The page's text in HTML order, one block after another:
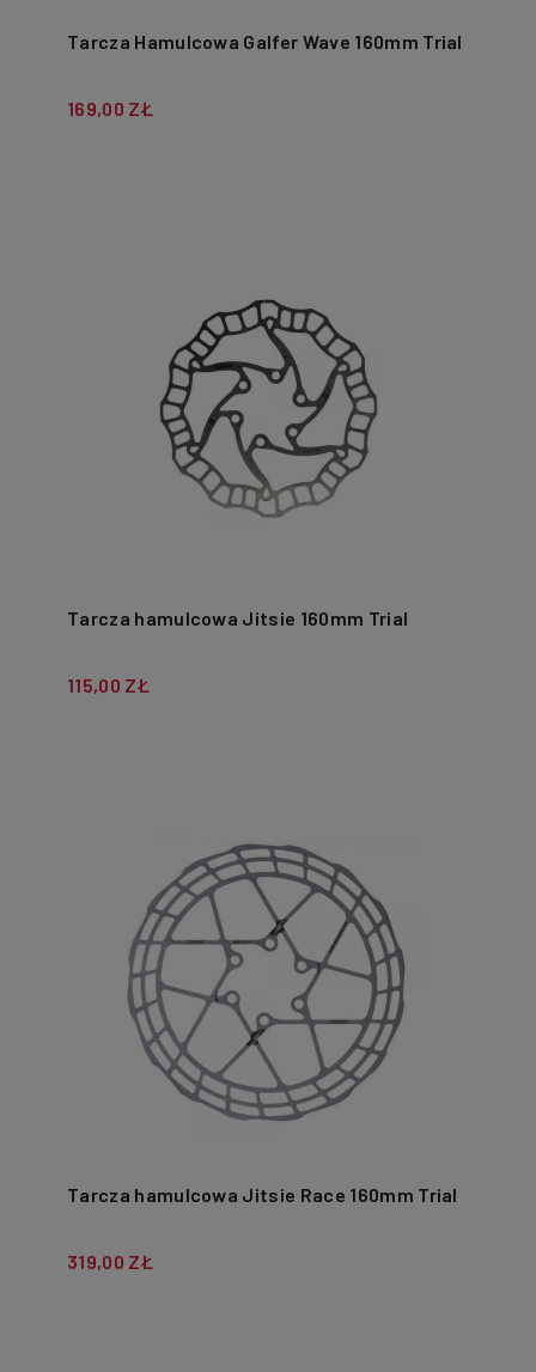
Tarcza Hamulcowa Galfer Wave 160mm Trial
169,00 ZŁ
Tarcza hamulcowa Jitsie 160mm Trial
115,00 ZŁ
Tarcza hamulcowa Jitsie Race 160mm Trial
319,00 ZŁ